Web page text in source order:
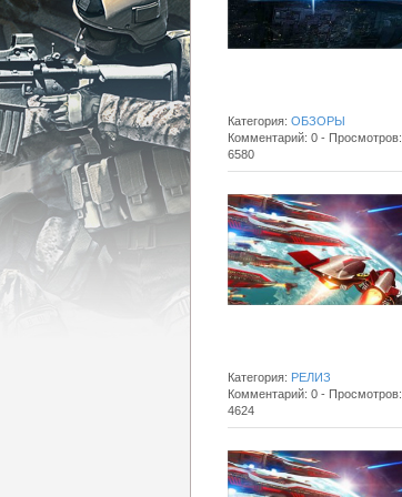
Категория: ОБЗОРЫ
Комментарий: 0 - Просмотров:
6580
Категория: РЕЛИЗ
Комментарий: 0 - Просмотров:
4624